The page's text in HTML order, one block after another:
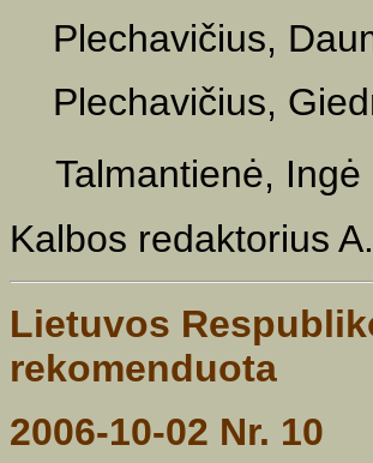
Plechavičius,
Plechavičius,
Talmantienė, Ingė
Kalbos redaktorius
Lietuvos
rekomenduota
2006-10-02 Nr. 10